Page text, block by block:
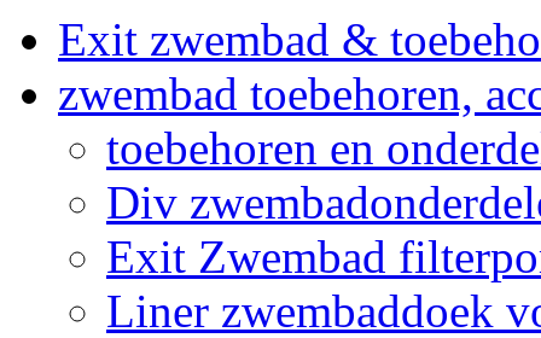
Exit zwembad &
zwembad toebehoren,
toebehoren en
Div
Exit Zwembad
Liner zwembaddoek